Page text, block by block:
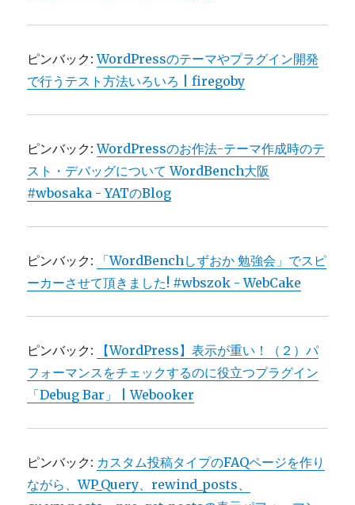
ピンバック:WordPressのテーマやプラグイン開発
で行うテスト方法いろいろ | firegoby
ピンバック:WordPressのお作法-テーマ作成時のテ
スト・デバッグについて WordBench大阪
#wbosaka - YATのBlog
ピンバック:
「WordBenchしずおか 勉強会」でスピ
ーカーさせて頂きました! #wbszok - WebCake
ピンバック:
【WordPress】表示が重い！（２）パ
フォーマンスをチェックするのに役立つプラグイン
「Debug Bar」 | Webooker
ピンバック: カスタム投稿タイプのFAQページを作り
ながら、WP_Query、rewind_posts、